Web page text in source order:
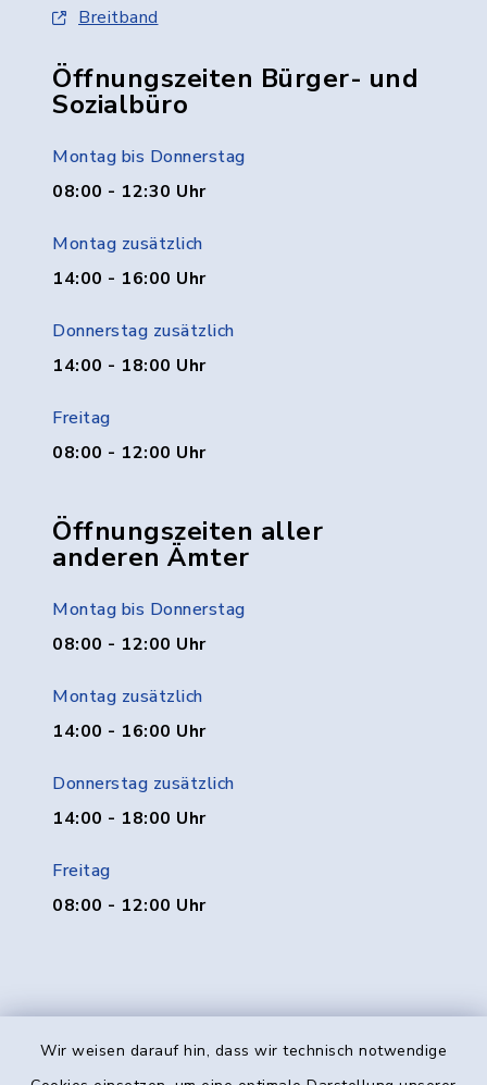
Wir weisen darauf hin, dass wir technisch notwendige
Breitband
Öffnungszeiten Bürger- und
Sozialbüro
Montag bis Donnerstag
08:00 - 12:30 Uhr
Montag zusätzlich
14:00 - 16:00 Uhr
Donnerstag zusätzlich
14:00 - 18:00 Uhr
Freitag
08:00 - 12:00 Uhr
Öffnungszeiten aller
anderen Ämter
Montag bis Donnerstag
08:00 - 12:00 Uhr
Montag zusätzlich
14:00 - 16:00 Uhr
Donnerstag zusätzlich
14:00 - 18:00 Uhr
Freitag
08:00 - 12:00 Uhr